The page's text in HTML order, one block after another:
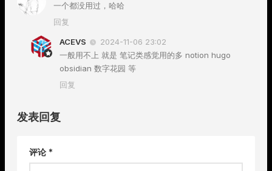
一个都没用过，哈哈
回复
ACEVS
2024-11-06 23:02
一般用不上 就是 笔记类感觉用的多 notion hugo
obsidian 数字花园 等
回复
发表回复
评论 *